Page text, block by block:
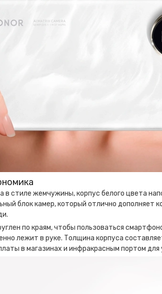
в стиле жемчужины, корпус белого цвета
блок камер, который отлично
по краям, чтобы пользоваться
лежит в руке. Толщина корпуса
в магазинах и инфракрасным портом для